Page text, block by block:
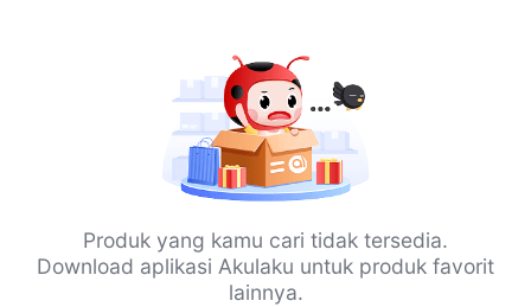
Produk yang kamu cari tidak tersedia.
Download aplikasi Akulaku untuk produk favorit
lainnya.